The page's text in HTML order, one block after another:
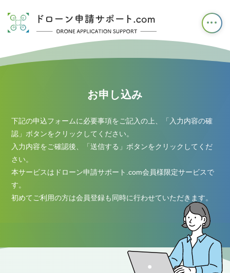
ドロー
お申し込み
下記の申込フォームに必要事項をご記入の上、「入力内容の確
認」ボタンをクリックしてください。
入力内容をご確認後、「送信する」ボタンをクリックしてくだ
さい。
本サービスはドローン申請サポート.com会員様限定サービスで
す。
初めてご利用の方は会員登録も同時に行わせていただきます。